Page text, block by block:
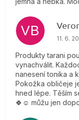
VB
11. 6.
Produkty tarani
vynachválit.
nanesení tonika a
Pokožka obličeje
hned lépe. Těším
🍀☺️ můžu jen